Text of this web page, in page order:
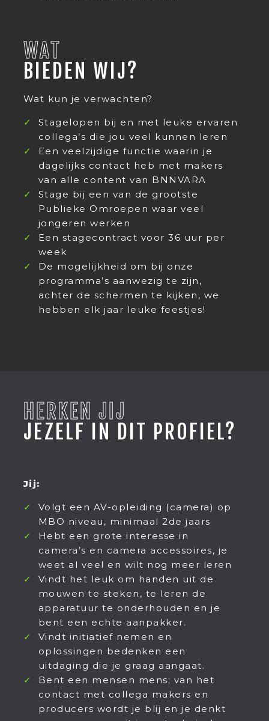
WAT
BIEDEN WIJ?
Wat kun je verwachten?
Stagelopen bij en met leuke ervaren
collega’s die jou veel kunnen leren
Een veelzijdige functie waarin je
dagelijks contact heb met makers
van alle content van BNNVARA
Stage bij een van de grootste
Publieke Omroepen waar veel
jongeren werken
Een stagecontract voor 36 uur per
week
De mogelijkheid om bij onze
programma’s aanwezig te zijn,
achter de schermen te kijken, we
hebben elk jaar leuke feestjes!
HERKEN JIJ
JEZELF IN DIT PROFIEL?
Jij:
Volgt een AV-opleiding (camera) op
MBO niveau, minimaal 2de jaars
Hebt een grote interesse in
camera’s en camera accessoires, je
weet al veel en wilt nog meer leren
Vindt het leuk om handen uit de
mouwen te steken, te leren de
apparatuur te onderhouden en je
bent een echte aanpakker.
Vindt initiatief nemen en
oplossingen bedenken een
uitdaging die je graag aangaat.
Bent een mensen mens; van het
contact met collega makers en
producers wordt je blij en je denkt